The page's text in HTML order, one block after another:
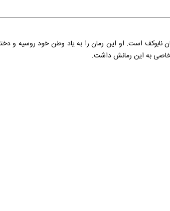
نابوکف است. او این رمان را به یاد وطن خود روسیه و
خاصی به این رمانش داشت.